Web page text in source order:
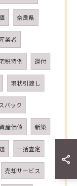
奈良県
業者
税特例 還付
現状引渡し
バック
産価値 新築
一括査定
売却サービス